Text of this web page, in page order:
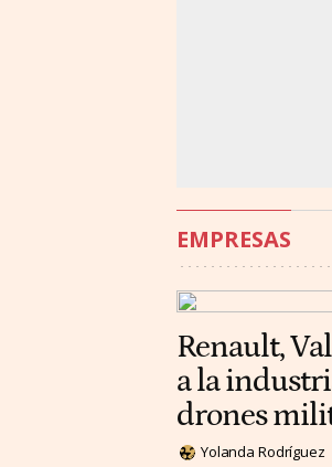
EMPRESAS
Renault,
a la
drones
Yolanda Rodríguez